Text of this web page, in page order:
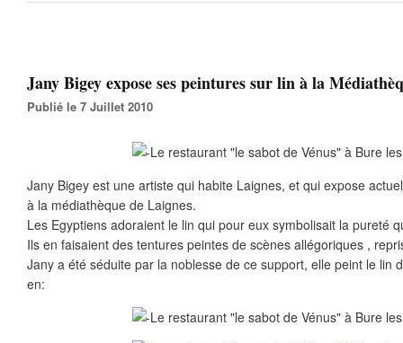
Jany Bigey expose ses peintures sur lin à la
Publié le 7 Juillet 2010
Jany Bigey est une artiste qui habite Laignes, et qui expose
à la médiathèque de Laignes.
Les Egyptiens adoraient le lin qui pour eux symbolisait la pureté
Ils en faisaient des tentures peintes de scènes allégoriques ,
Jany a été séduite par la noblesse de ce support, elle peint le lin
en: